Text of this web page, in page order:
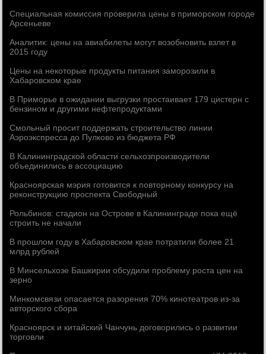
Специальная комиссия проверила цены в приморском городе
Арсеньеве
Аналитик: цены на авиабилеты могут возобновить взлет в
2015 году
Цены на некоторые продукты питания заморозили в
Хабаровском крае
В Приморье в ожидании выгрузки простаивает 179 цистерн с
бензином и другими нефтепродуктами
Смольный просит поддержать строительство линии
Аэроэкспресса до Пулково из бюджета РФ
В Калининградской области сельхозпроизводители
объединились в ассоциацию
Красноярская мэрия готовится к повторному конкурсу на
реконструкцию проспекта Свободный
Рольбинов: стадион на Острове в Калининграде пока ещё
строить не начали
В прошлом году в Хабаровском крае потратили более 21
млрд рублей
В Минсельхозе Башкирии обсудили проблему роста цен на
зерно
Минкомсвязи опасается разорения 70% кинотеатров из-за
авторского сбора
Красноярск и китайский Чанчунь договорились о развитии
торговли